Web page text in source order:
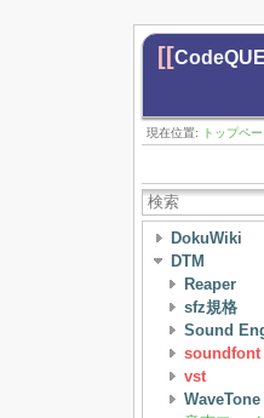
[[
現在位置: トップペ
DokuWiki
DTM
Reaper
sfz規格
Sound
soundfont
vst
WaveTone